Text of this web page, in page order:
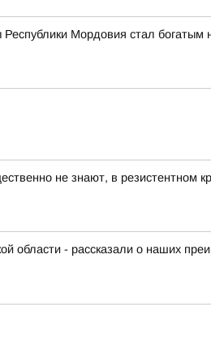
Мордовия стал богатым
не знают, в резистентном
- рассказали о наших